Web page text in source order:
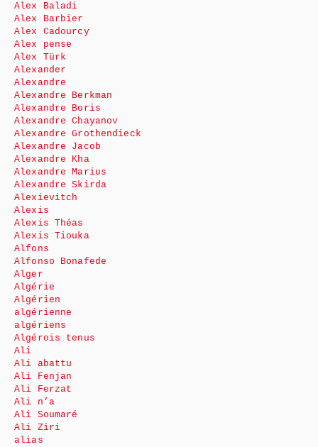
Alex Baladi
Alex Barbier
Alex Cadourcy
Alex pense
Alex Türk
Alexander
Alexandre
Alexandre Berkman
Alexandre Boris
Alexandre Chayanov
Alexandre Grothendieck
Alexandre Jacob
Alexandre Kha
Alexandre Marius
Alexandre Skirda
Alexievitch
Alexis
Alexis Théas
Alexis Tiouka
Alfons
Alfonso Bonafede
Alger
Algérie
Algérien
algérienne
algériens
Algérois tenus
Ali
Ali abattu
Ali Fenjan
Ali Ferzat
Ali n’a
Ali Soumaré
Ali Ziri
alias